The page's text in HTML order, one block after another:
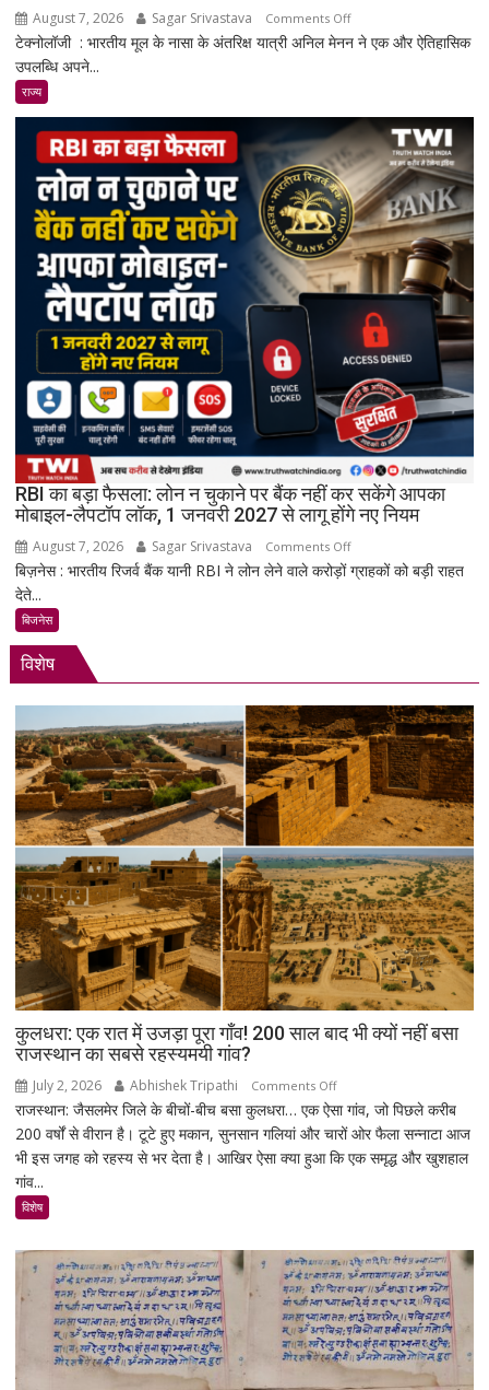
रेंज
August 7, 2026 Sagar Srivastava Comments Offon
भारतीय
मेनन
की
ऐतिहासिक
स्पेसवॉक:
6.5
घंटे
अंतरिक्ष
में
किया
बड़ा
मिशन,
स्पेस
स्टेशन
की
बिजली
क्षमता
30%
बढ़ेगी
टेक्नोलॉजी : भारतीय मूल के नासा के अंतरिक्ष यात्री अनिल मेनन ने एक और ऐतिहासिक
उपलब्धि अपने...
राज्य
RBI का बड़ा फैसला: लोन न चुकाने पर बैंक नहीं कर सकेंगे आपका
मोबाइल-लैपटॉप लॉक, 1 जनवरी 2027 से लागू होंगे नए नियम
August 7, 2026 Sagar Srivastava Comments Offon
RBI
चुकाने
पर
बैंक
नहीं
कर
सकेंगे
आपका
मोबाइल-
लैपटॉप
लॉक,
1
जनवरी
2027
से
नियम
बिज़नेस : भारतीय रिजर्व बैंक यानी RBI ने लोन लेने वाले करोड़ों ग्राहकों को बड़ी राहत
देते...
बिजनेस
विशेष
कुलधरा: एक रात में उजड़ा पूरा गाँव! 200 साल बाद भी क्यों नहीं बसा
राजस्थान का सबसे रहस्यमयी गांव?
July 2, 2026 Abhishek Tripathi Comments Offon
कुलधरा:
एक
रात
गाँव!
200
साल
बाद
भी
क्यों
राजस्थान: जैसलमेर जिले के बीचों-बीच बसा कुलधरा… एक ऐसा गांव, जो पिछले करीब
200 वर्षों से वीरान है। टूटे हुए मकान, सुनसान गलियां और चारों ओर फैला सन्नाटा आज
भी इस जगह को रहस्य से भर देता है। आखिर ऐसा क्या हुआ कि एक समृद्ध और खुशहाल
गांव...
विशेष